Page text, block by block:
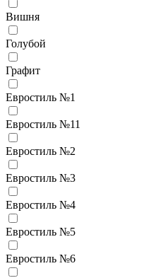
Вишня
Голубой
Графит
Евростиль №1
Евростиль №11
Евростиль №2
Евростиль №3
Евростиль №4
Евростиль №5
Евростиль №6